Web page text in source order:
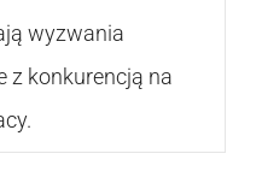
wyzwania
z konkurencją na